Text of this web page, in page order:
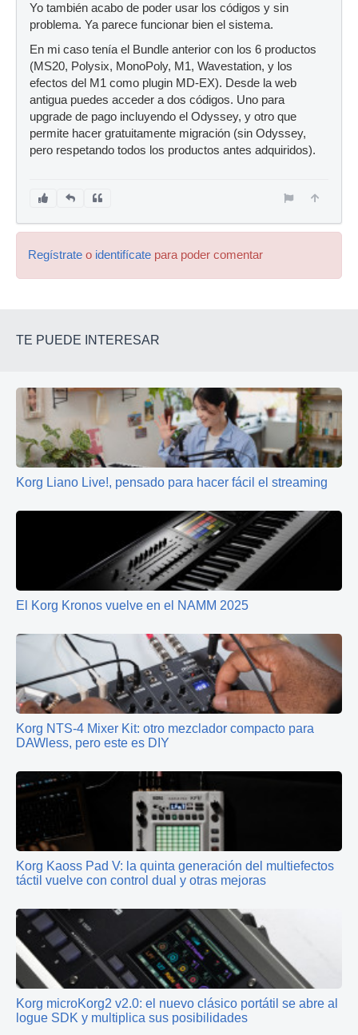
Yo también acabo de poder usar los códigos y sin
problema. Ya parece funcionar bien el sistema.
En mi caso tenía el Bundle anterior con los 6 productos
(MS20, Polysix, MonoPoly, M1, Wavestation, y los
efectos del M1 como plugin MD-EX). Desde la web
antigua puedes acceder a dos códigos. Uno para
upgrade de pago incluyendo el Odyssey, y otro que
permite hacer gratuitamente migración (sin Odyssey,
pero respetando todos los productos antes adquiridos).
Regístrate o identifícate para poder comentar
TE PUEDE INTERESAR
Korg Liano Live!, pensado para hacer fácil el streaming
El Korg Kronos vuelve en el NAMM 2025
Korg NTS-4 Mixer Kit: otro mezclador compacto para
DAWless, pero este es DIY
Korg Kaoss Pad V: la quinta generación del multiefectos
táctil vuelve con control dual y otras mejoras
Korg microKorg2 v2.0: el nuevo clásico portátil se abre al
logue SDK y multiplica sus posibilidades